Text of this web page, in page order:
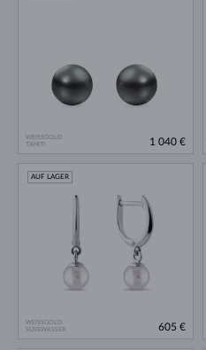
WEISSGOLD
TAHITI
1 040 €
WEISSGOLD
SÜSSWASSER
AUF LAGER
605 €